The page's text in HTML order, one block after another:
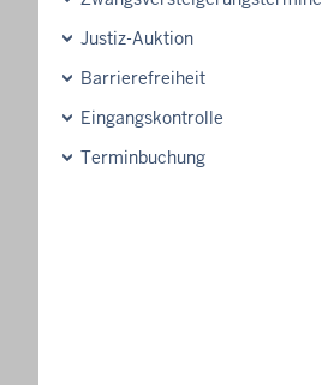
Justiz-Auktion
Barrierefreiheit
Eingangskontrolle
Terminbuchung